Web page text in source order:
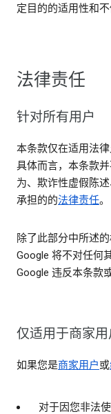
定目的的适用性和不
法律责任
针对所有用户
本条款仅在适用法
具体而言，本条款
为、欺诈性虚假陈
承担的的法律责任。
除了此部分中所述
Google 将不对任何
Google 违反本条款
仅适用于商家
如果您是商家用户或
对于因您非法